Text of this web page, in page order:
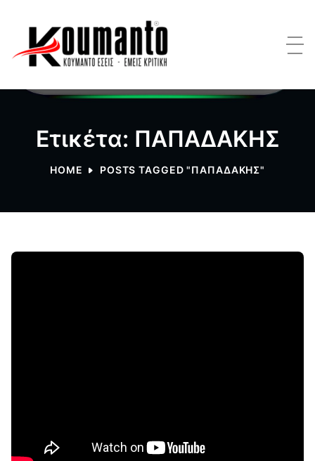
Ετικέτα: ΠΑΠΑΔΑΚΗΣ
HOME POSTS TAGGED "ΠΑΠΑΔΑΚΗΣ"